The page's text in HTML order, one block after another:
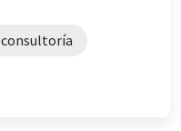
consultoría